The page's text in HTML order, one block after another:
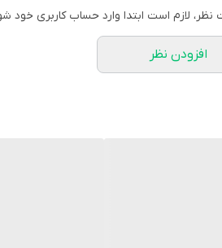
نظر، لازم است ابتدا وارد حساب کاربری خود
افزودن نظر